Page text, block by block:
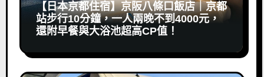
【日本京都住宿】京阪八條口飯店｜京都
站步行10分鐘，一人兩晚不到4000元，
還附早餐與大浴池超高CP值！